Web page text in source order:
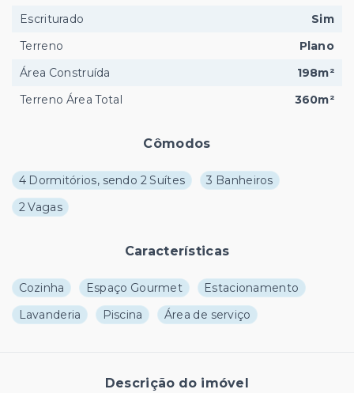
Cômodos
4 Dormitórios, sendo 2 Suítes
3 Banheiros
2 Vagas
Características
Cozinha Espaço Gourmet
Estacionamento
Lavanderia
Piscina Área de serviço
Descrição do imóvel
Escriturado
Sim
Terreno
Plano
Área Construída
198m²
Terreno Área Total
360m²